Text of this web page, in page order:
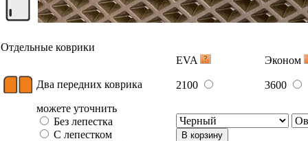
Отдельные коврики
EVA
Эконом
Два передних коврика 2100
3600
можете уточнить
Без лепестка
С лепестком
В корзину